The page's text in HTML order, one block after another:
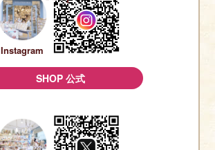
Instagram
SHOP 公式